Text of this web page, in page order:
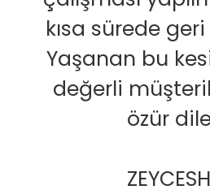
kısa sürede
Yaşanan bu
değerli
özür